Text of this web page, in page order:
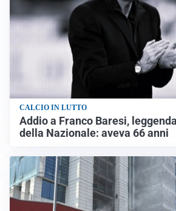
CALCIO IN LUTTO
Addio a Franco Baresi,
della Nazionale: aveva 66 anni